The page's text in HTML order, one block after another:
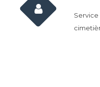
Service